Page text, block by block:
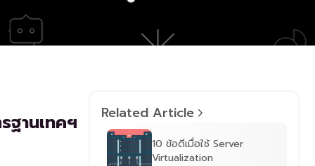
านเทคฯ Related Article
10 ข้อดีเมื่อใช้ Server
Virtualization